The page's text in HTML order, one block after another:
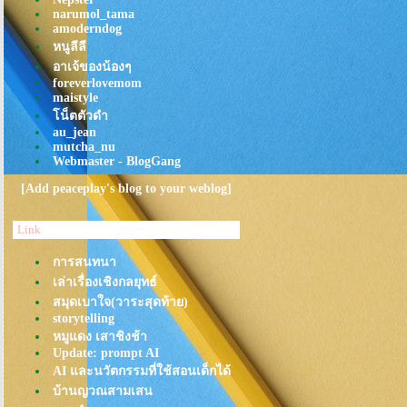
นะ
จะไปกิน"ขนมจีนไหหลำเจ๊วาเจ๊
หย่ง" แต่ได้เจอร้านในตำนานเพิ่ม
"คั่วไก่นายฮ้ง"
ถ้า "คุณเกิดมาเพื่อจะกิน" คุณ
เหมาะกับร้านนี้!!!"Kurathai
Shokudo"(เครื่องเคียงไม่อั้น)
Nagiya: อร่อยสิบ สิบ สิบ
จ๊กบรรทัดทองในตำนาน
(จรัสเมืองเจ้าเก่า)
ข้าวอบ”ปูวาตาริ”หม้อหิน ที่เพื่อน
กินทุุกอย่างจาก "ต้นตาลโตนด"
ที่"ชุมชนบ้านไร่กร่าง" , "ชุนชน
ถ้ำรงค์" , "สวนตาลลุงถนอม"
@เพชรบุรี
ช่ค่ะ! กินข้าวผัดอเมริกัน
ที่"เยาวราช"(เล่าซ่งเฮง)
ตุ๊บตั๊บเหล่าแปะ : ใช่จ่ะ!ต่อแถว 1
ชม.เพื่อกิน
narumol_tama
amoderndog
หนูลีลี
อาเจ้ของน้องๆ
foreverlovemom
maistyle
น็ตตัวดำ
au_jean
mutcha_nu
Webmaster - BlogGang
[Add peaceplay's blog to your weblog]
Link
การสนทนา
เล่าเรื่องเชิงกลยุทธ์
สมุดเบาใจ(วาระสุดท้าย)
storytelling
หมูแดง เสาชิงช้า
Update: prompt AI
AI และนวัตกรรมที่ใช้สอนเด็กได้
บ้านญวณสามเสน